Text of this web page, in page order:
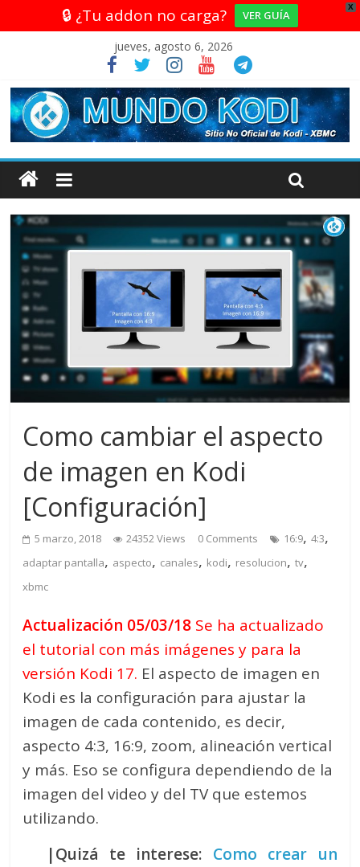
X
🔒 ¿Tu addon no carga? VER GUÍA
jueves, agosto 6, 2026
Como cambiar el aspecto
de imagen en Kodi
[Configuración]
5 marzo, 2018 24352 Views 0 Comments 16:9,4:3,
adaptar pantalla, aspecto, canales, kodi, resolucion,tv,
xbmc
Actualización 05/03/18 Se ha actualizado
el tutorial con más imágenes y para la
versión Kodi 17. El aspecto de imagen en
Kodi es la configuración para ajustar la
imagen de cada contenido, es decir,
aspecto 4:3, 16:9, zoom, alineación vertical
y más. Eso se configura dependiendo de la
imagen del video y del TV que estemos
utilizando.
|Quizá te interese: Como crear un